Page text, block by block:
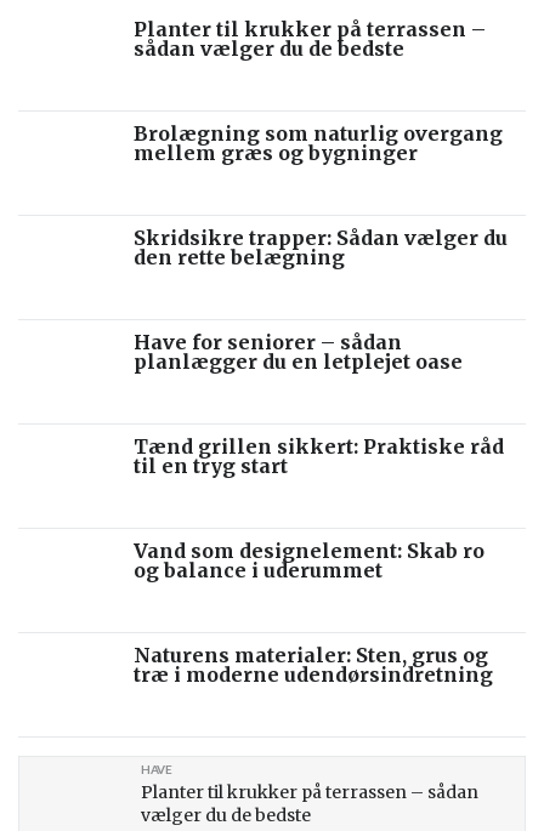
Planter til krukker på terrassen –
sådan vælger du de bedste
Brolægning som naturlig overgang
mellem græs og bygninger
Skridsikre trapper: Sådan vælger du
den rette belægning
Have for seniorer – sådan
planlægger du en letplejet oase
Tænd grillen sikkert: Praktiske råd
til en tryg start
Vand som designelement: Skab ro
og balance i uderummet
Naturens materialer: Sten, grus og
træ i moderne udendørsindretning
Planter til krukker på terrassen – sådan
vælger du de bedste
HAVE